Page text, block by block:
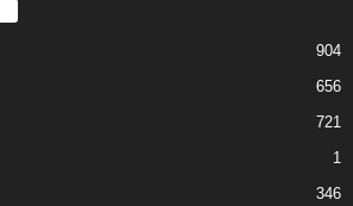
904
656
721
1
346